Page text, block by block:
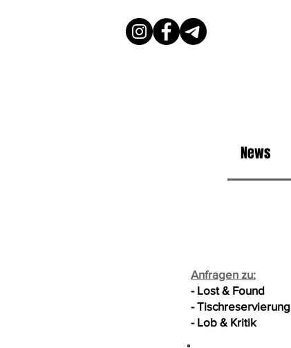
News
Anfragen zu:
- Lost & Found
- Tischreservierung
- Lob & Kritik